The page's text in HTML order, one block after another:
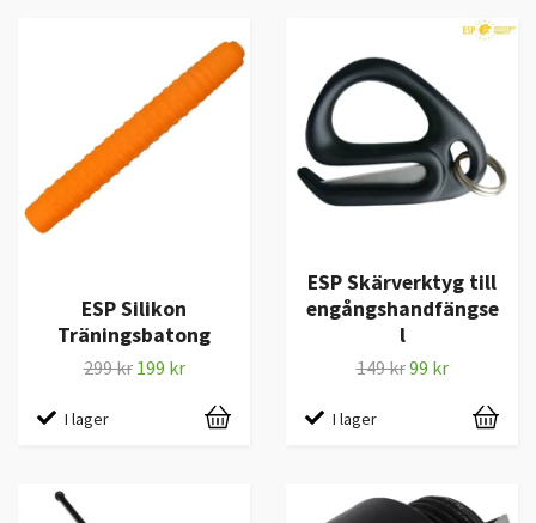
ESP Silikon
Träningsbatong
299 kr 199 kr
I lager
ESP Skärverktyg till
engångshandfängse
l
149 kr99 kr
I lager